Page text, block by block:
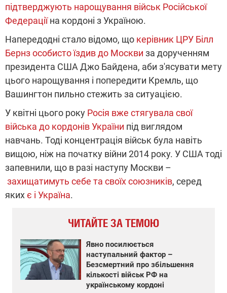
підтверджують нарощування військ Російської
Федераціїна кордоні з Україною.
Напередодні стало відомо, що керівник ЦРУ Білл
Бернз особисто їздив до Москви за дорученням
президента США Джо Байдена, аби з'ясувати мету
цього нарощування і попередити Кремль, що
Вашингтон пильно стежить за ситуацією.
У квітні цього року Росія вже стягувала свої
війська до кордонів України під виглядом
навчань. Тоді концентрація військ була навіть
вищою, ніж на початку війни 2014 року. У США тоді
запевнили, що в разі наступу Москви –
захищатимуть себе та своїх союзників, серед
яких є і Україна.
ЧИТАЙТЕ ЗА ТЕМОЮ
Явно посилюється
наступальний фактор –
Безсмертний про збільшення
кількості військ РФ на
українському кордоні